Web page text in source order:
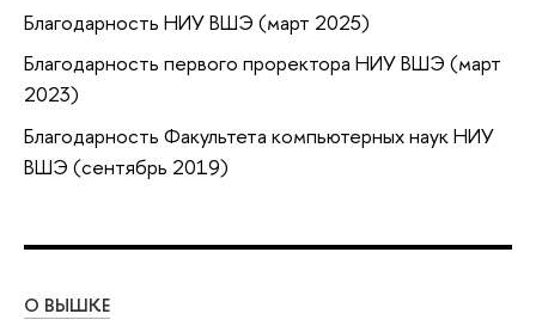
Благодарность НИУ ВШЭ (март 2025)
Благодарность первого проректора НИУ ВШЭ (март
2023)
Благодарность Факультета компьютерных наук НИУ
ВШЭ (сентябрь 2019)
О ВЫШКЕ